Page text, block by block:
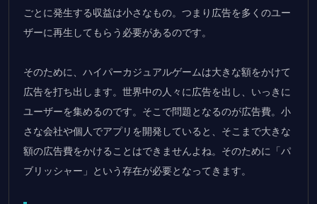
ごとに発生する収益は小さなもの。つまり広告を多くのユー
ザーに再生してもらう必要があるのです。
そのために、ハイパーカジュアルゲームは大きな額をかけて
広告を打ち出します。世界中の人々に広告を出し、いっきに
ユーザーを集めるのです。そこで問題となるのが広告費。小
さな会社や個人でアプリを開発していると、そこまで大きな
額の広告費をかけることはできませんよね。そのために「パ
ブリッシャー」という存在が必要となってきます。